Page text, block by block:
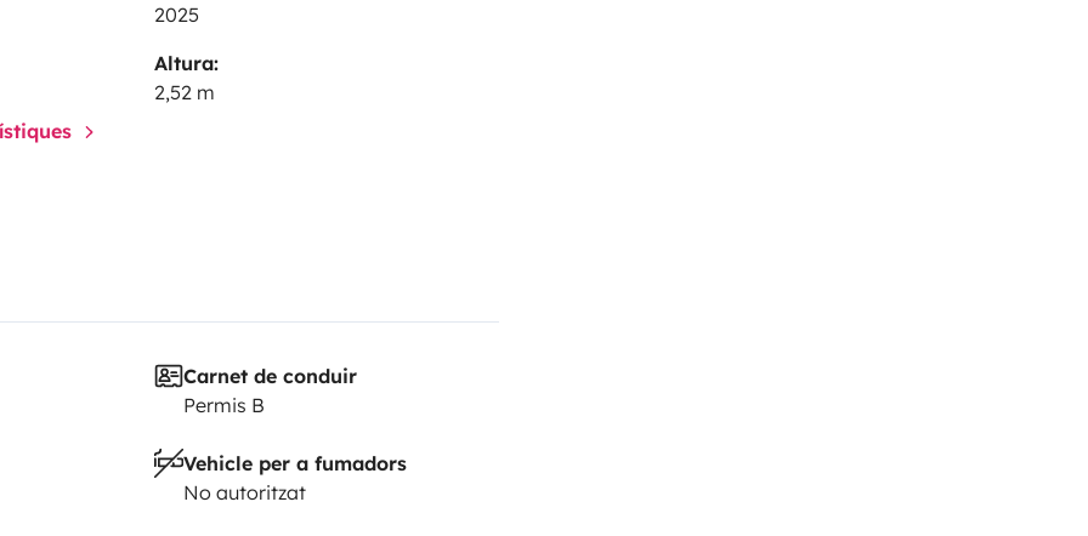
2025
Altura:
2,52 m
Carnet de conduir
Permis B
Vehicle per a fumadors
No autoritzat